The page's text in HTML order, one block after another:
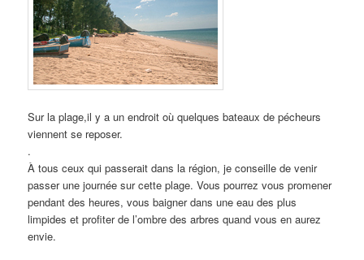
Sur la plage,il y a un endroit où quelques bateaux de pécheurs
viennent se reposer.
.
À tous ceux qui passerait dans la région, je conseille de venir
passer une journée sur cette plage. Vous pourrez vous promener
pendant des heures, vous baigner dans une eau des plus
limpides et profiter de l’ombre des arbres quand vous en aurez
envie.